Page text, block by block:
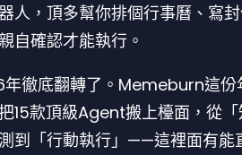
人，頂多幫你排個行事曆、寫
自確認才能執行。
徹底翻轉了。Memeburn這份
15款頂級Agent搬上檯面，從
到「行動執行」——這裡面有能